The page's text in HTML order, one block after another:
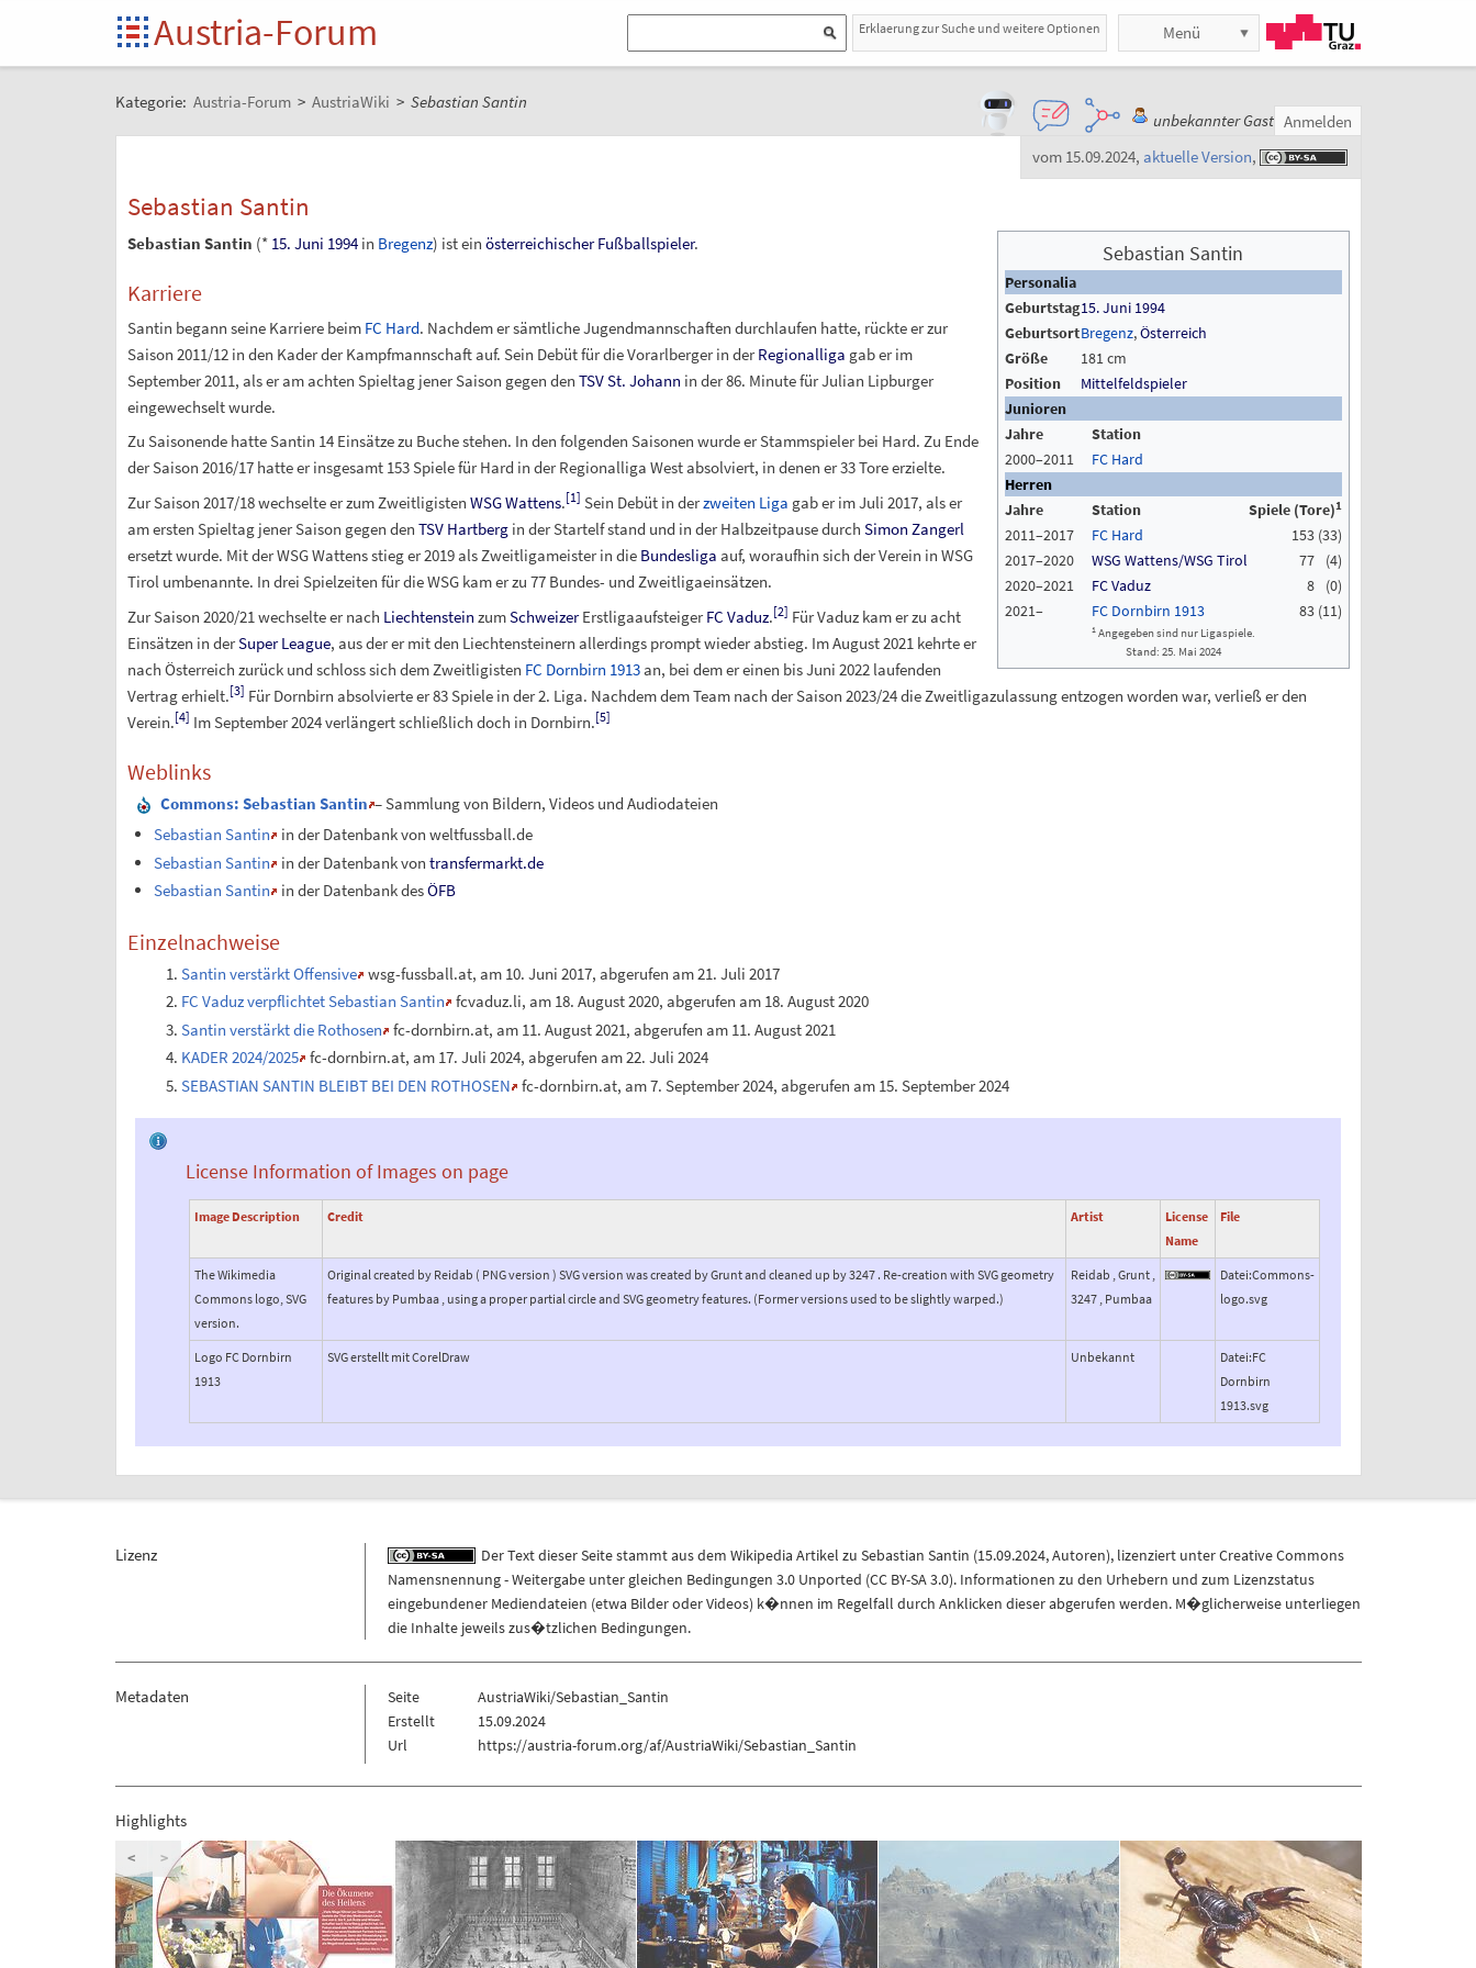
Austria-Forum Erklaerung zur Suche und weitere Optionen Menü
Kategorie: Austria-Forum > AustriaWiki > Sebastian Santin
unbekannter Gast Anmelden
vom 15.09.2024, aktuelle Version,
Sebastian Santin
Sebastian Santin
Personalia
Geburtstag15. Juni 1994
GeburtsortBregenz,Österreich
Größe
181 cm
Position
Mittelfeldspieler
Junioren
Jahre
Station
2000–2011
FC Hard
Herren
Jahre
Station Spiele (Tore)1
2011–2017 FC Hard
153 (33)
2017–2020
WSG Wattens/WSG Tirol 77
(4)
2020–2021
FC Vaduz 8
(0)
2021–
FC Dornbirn 1913 83 (11)
1Angegeben sind nur Ligaspiele.
Stand: 25. Mai 2024
Sebastian Santin (* 15. Juni 1994in Bregenz) ist ein österreichischer Fußballspieler.
Karriere
Santin begann seine Karriere beim FC Hard. Nachdem er sämtliche Jugendmannschaften durchlaufen hatte, rückte er zur
Saison 2011/12 in den Kader der Kampfmannschaft auf. Sein Debüt für die Vorarlberger in derRegionalliga gab er im
September 2011, als er am achten Spieltag jener Saison gegen den TSV St. Johann in der 86. Minute für Julian Lipburger
eingewechselt wurde.
Zu Saisonende hatte Santin 14 Einsätze zu Buche stehen. In den folgenden Saisonen wurde er Stammspieler bei Hard. Zu Ende
der Saison 2016/17 hatte er insgesamt 153 Spiele für Hard in der Regionalliga West absolviert, in denen er 33 Tore erzielte.
Zur Saison 2017/18 wechselte er zum Zweitligisten WSG Wattens.[1] Sein Debüt in derzweiten Liga gab er im Juli 2017, als er
am ersten Spieltag jener Saison gegen den TSV Hartbergin der Startelf stand und in der Halbzeitpause durch Simon Zangerl
ersetzt wurde. Mit der WSG Wattens stieg er 2019 als Zweitligameister in die Bundesliga auf, woraufhin sich der Verein in WSG
Tirol umbenannte. In drei Spielzeiten für die WSG kam er zu 77 Bundes- und Zweitligaeinsätzen.
Zur Saison 2020/21 wechselte er nach Liechtenstein zumSchweizerErstligaaufsteigerFC Vaduz.[2] Für Vaduz kam er zu acht
Einsätzen in derSuper League, aus der er mit den Liechtensteinern allerdings prompt wieder abstieg. Im August 2021 kehrte er
nach Österreich zurück und schloss sich dem Zweitligisten FC Dornbirn 1913an, bei dem er einen bis Juni 2022 laufenden
Vertrag erhielt.[3] Für Dornbirn absolvierte er 83 Spiele in der 2. Liga. Nachdem dem Team nach der Saison 2023/24 die Zweitligazulassung entzogen worden war, verließ er den
Verein.[4] Im September 2024 verlängert schließlich doch in Dornbirn.[5]
Weblinks
Commons: Sebastian Santin – Sammlung von Bildern, Videos und Audiodateien
Sebastian Santin
in der Datenbank von weltfussball.de
Sebastian Santin
in der Datenbank vontransfermarkt.de
Sebastian Santin
in der Datenbank desÖFB
Einzelnachweise
Santin verstärkt Offensive wsg-fussball.at, am 10. Juni 2017, abgerufen am 21. Juli 2017
FC Vaduz verpflichtet Sebastian Santin fcvaduz.li, am 18. August 2020, abgerufen am 18. August 2020
Santin verstärkt die Rothosen fc-dornbirn.at, am 11. August 2021, abgerufen am 11. August 2021
KADER 2024/2025 fc-dornbirn.at, am 17. Juli 2024, abgerufen am 22. Juli 2024
SEBASTIAN SANTIN BLEIBT BEI DEN ROTHOSEN fc-dornbirn.at, am 7. September 2024, abgerufen am 15. September 2024
License Information of Images on page
Image Description Credit Artist
License
Name
File
The Wikimedia
Commons logo, SVG
version.
Original created by Reidab ( PNG version ) SVG version was created by Grunt and cleaned up by 3247 . Re-creation with SVG geometry
features by Pumbaa , using a proper partial circle and SVG geometry features. (Former versions used to be slightly warped.)
Reidab , Grunt ,
3247 , Pumbaa
Datei:Commons-
logo.svg
Logo FC Dornbirn
1913
SVG erstellt mit CorelDraw Unbekannt
Datei:FC
Dornbirn
1913.svg
Lizenz Der Text dieser Seite stammt aus dem Wikipedia Artikel zu Sebastian Santin (15.09.2024,Autoren), lizenziert unterCreative Commons
Namensnennung - Weitergabe unter gleichen Bedingungen 3.0 Unported (CC BY-SA 3.0). Informationen zu den Urhebern und zum Lizenzstatus
eingebundener Mediendateien (etwa Bilder oder Videos) k�nnen im Regelfall durch Anklicken dieser abgerufen werden. M�glicherweise unterliegen
die Inhalte jeweils zus�tzlichen Bedingungen.
Metadaten Seite
AustriaWiki/Sebastian_Santin
Erstellt
15.09.2024
Url
https://austria-forum.org/af/AustriaWiki/Sebastian_Santin
Highlights
< >